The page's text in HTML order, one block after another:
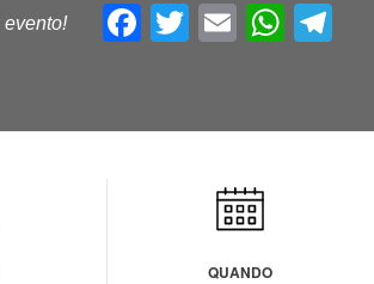
Facebook
Twitter
Email
QUANDO